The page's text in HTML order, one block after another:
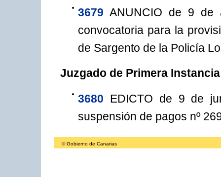
3679 ANUNCIO de 9 de
convocatoria para la
de Sargento de la Policía
Juzgado de Primera Instancia
3680 EDICTO de 9 de
suspensión de pagos nº
© Gobierno de Canarias